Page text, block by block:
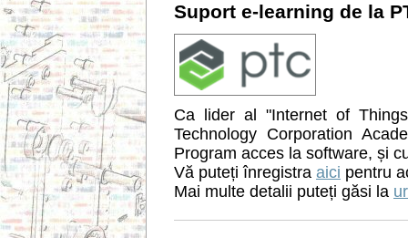
Suport e-learning de la
Ca lider al "Internet of
Technology Corporation
Program acces la software, și
Vă puteți înregistra aici pentru
Mai multe detalii puteți găsi la